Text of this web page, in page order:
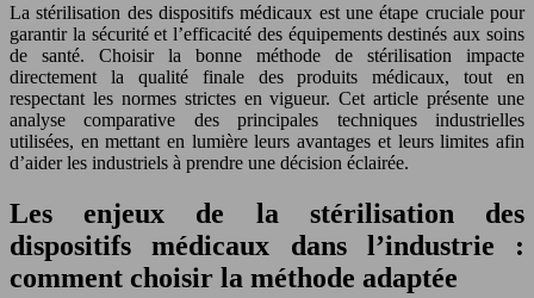
La stérilisation des dispositifs médicaux est une étape cruciale pour
garantir la sécurité et l’efficacité des équipements destinés aux soins
de santé. Choisir la bonne méthode de stérilisation impacte
directement la qualité finale des produits médicaux, tout en
respectant les normes strictes en vigueur. Cet article présente une
analyse comparative des principales techniques industrielles
utilisées, en mettant en lumière leurs avantages et leurs limites afin
d’aider les industriels à prendre une décision éclairée.
Les enjeux de la stérilisation des
dispositifs médicaux dans l’industrie :
comment choisir la méthode adaptée